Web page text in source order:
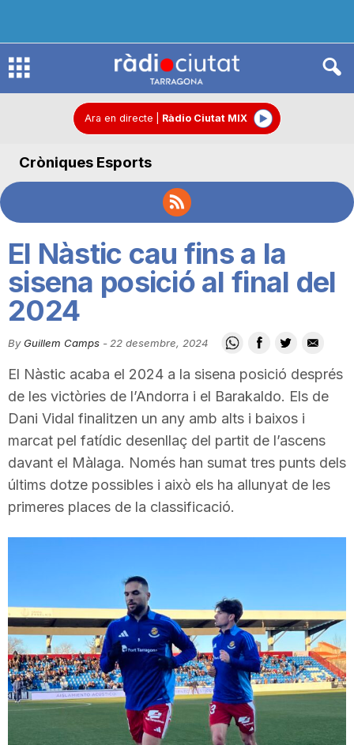
R
d
o
C
i
u
t
d
e
Ara en directe Ràdio Ciutat MIX
Cròniques Esports
El Nàstic cau fins a la
sisena posició al final del
2024
By Guillem Camps - 22 desembre, 2024
El Nàstic acaba el 2024 a la sisena posició després
de les victòries de l’Andorra i el Barakaldo. Els de
Dani Vidal finalitzen un any amb alts i baixos i
marcat pel fatídic desenllaç del partit de l’ascens
davant el Màlaga. Només han sumat tres punts dels
últims dotze possibles i això els ha allunyat de les
primeres places de la classificació.